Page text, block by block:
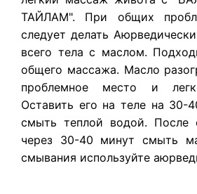
ТАЙЛАМ". При общих
следует делать
всего тела с маслом.
общего массажа. Масло
проблемное место и
Оставить его на теле на 30-
смыть теплой водой. После
через 30-40 минут смыть
смывания используйте